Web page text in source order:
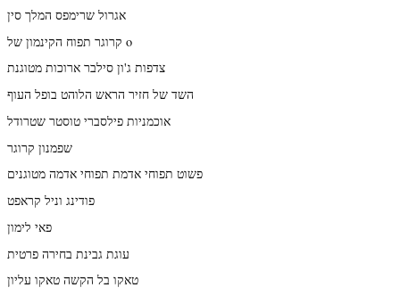
אגרול שרימפס המלך סין
קרוגר תפוח הקינמון של o
צדפות ג'ון סילבר ארוכות מטוגנת
השד של חזיר הראש הלוהט בופל העוף
אוכמניות פילסברי טוסטר שטרודל
שפמנון קרוגר
פשוט תפוחי אדמת תפוחי אדמה מטוגנים
פודינג וניל קראפט
פאי לימון
עוגת גבינת בחירה פרטית
טאקו בל הקשה טאקו עליון